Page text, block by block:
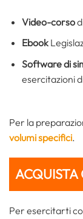
Video-corso
Ebook
Software di
esercitazioni
Per la
volumi specifici.
ACQUISTA
Per esercitarti